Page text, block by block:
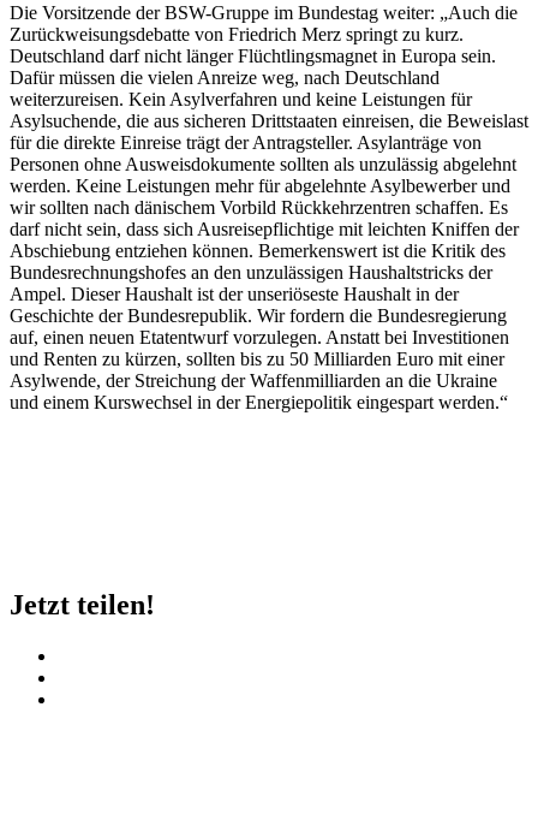
Die Vorsitzende der BSW-Gruppe im Bundestag weiter: „Auch die
Zurückweisungsdebatte von Friedrich Merz springt zu kurz.
Deutschland darf nicht länger Flüchtlingsmagnet in Europa sein.
Dafür müssen die vielen Anreize weg, nach Deutschland
weiterzureisen. Kein Asylverfahren und keine Leistungen für
Asylsuchende, die aus sicheren Drittstaaten einreisen, die Beweislast
für die direkte Einreise trägt der Antragsteller. Asylanträge von
Personen ohne Ausweisdokumente sollten als unzulässig abgelehnt
werden. Keine Leistungen mehr für abgelehnte Asylbewerber und
wir sollten nach dänischem Vorbild Rückkehrzentren schaffen. Es
darf nicht sein, dass sich Ausreisepflichtige mit leichten Kniffen der
Abschiebung entziehen können. Bemerkenswert ist die Kritik des
Bundesrechnungshofes an den unzulässigen Haushaltstricks der
Ampel. Dieser Haushalt ist der unseriöseste Haushalt in der
Geschichte der Bundesrepublik. Wir fordern die Bundesregierung
auf, einen neuen Etatentwurf vorzulegen. Anstatt bei Investitionen
und Renten zu kürzen, sollten bis zu 50 Milliarden Euro mit einer
Asylwende, der Streichung der Waffenmilliarden an die Ukraine
und einem Kurswechsel in der Energiepolitik eingespart werden.“
Jetzt teilen!